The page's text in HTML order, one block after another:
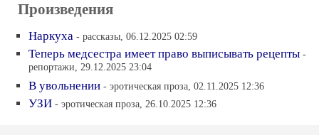
Произведения
Наркуха - рассказы, 06.12.2025 02:59
Теперь медсестра имеет право выписывать рецепты -
репортажи, 29.12.2025 23:04
В увольнении - эротическая проза, 02.11.2025 12:36
УЗИ - эротическая проза, 26.10.2025 12:36